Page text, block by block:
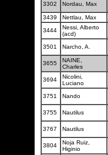
3302 Nordau, Max
3439 Nettlau, Max
3444
Nessi, Alberto
(acd)
3501 Narcho, A.
3655
NAINE,
Charles
3694
Nicolini,
Luciano
3751 Nando
3755
Nautilus
3767 Nautilus
3804
Noja Ruiz,
Higinio